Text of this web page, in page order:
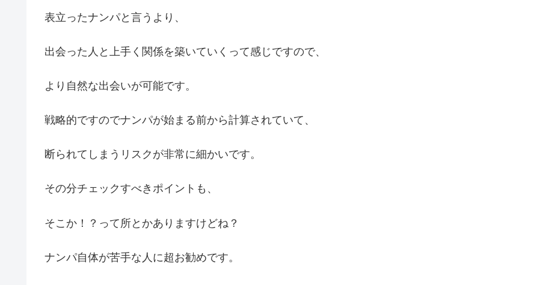
表立ったナンパと言うより、
出会った人と上手く関係を築いていくって感じですので、
より自然な出会いが可能です。
戦略的ですのでナンパが始まる前から計算されていて、
断られてしまうリスクが非常に細かいです。
その分チェックすべきポイントも、
そこか！？って所とかありますけどね？
ナンパ自体が苦手な人に超お勧めです。